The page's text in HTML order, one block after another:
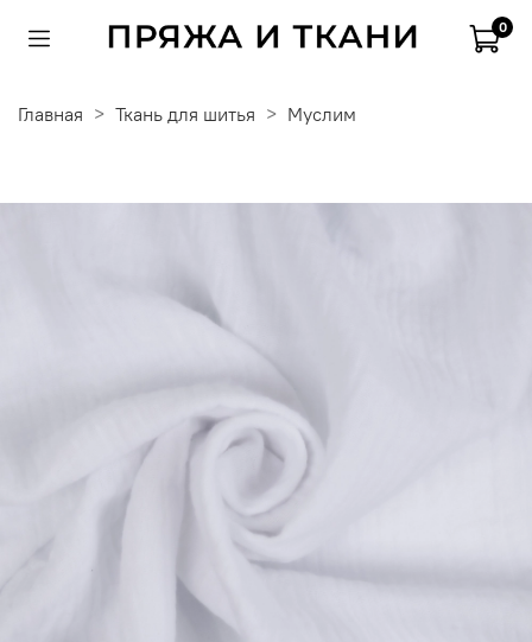
0
Главная Ткань для шитья Муслим